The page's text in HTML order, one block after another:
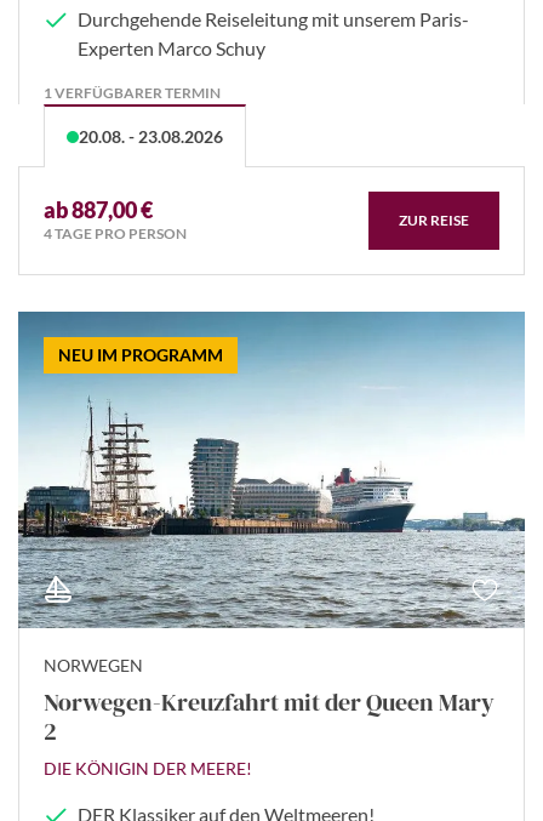
Durchgehende Reiseleitung mit unserem Paris-
Experten Marco Schuy
1 VERFÜGBARER TERMIN
20.08. - 23.08.2026
ab 887,00 €
4 TAGE PRO PERSON
ZUR REISE
NEU IM PROGRAMM
NORWEGEN
Norwegen-Kreuzfahrt mit der Queen Mary
2
DIE KÖNIGIN DER MEERE!
DER Klassiker auf den Weltmeeren!